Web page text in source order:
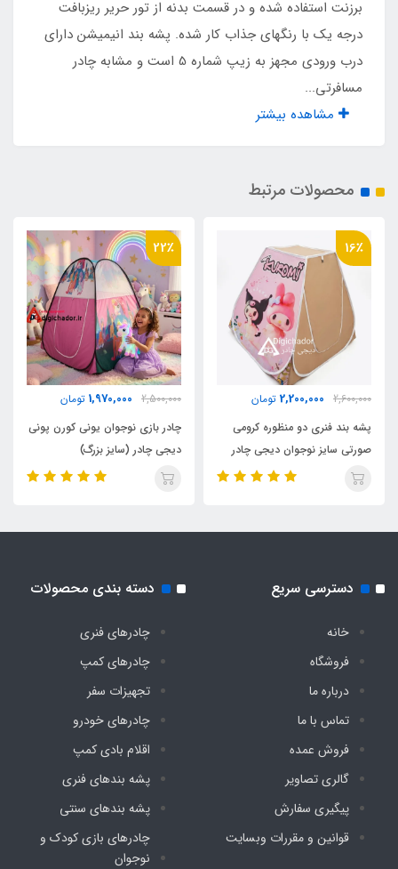
آسان تاشو مشابه چادر مسافرتی فنری
نوع زیپ
شماره 5
برزنت استفاده شده و در قسمت بدنه از تور حریر ریزبافت
درجه یک با رنگهای جذاب کار شده. پشه بند انیمیشن دارای
درب ورودی مجهز به زیپ شماره 5 است و مشابه چادر
مسافرتی...
مشاهده بیشتر
محصولات مرتبط
16٪
2,600,000
2,200,000 تومان
پشه بند فنری دو منظوره کرومی
صورتی سایز نوجوان دیجی چادر
22٪
2,500,000
1,970,000 تومان
چادر بازی نوجوان یونی کورن پونی
دیجی چادر (سایز بزرگ)
دسترسی سریع
خانه
فروشگاه
درباره ما
تماس با ما
فروش عمده
گالری تصاویر
پیگیری سفارش
قوانین و مقررات وبسایت
دسته بندی محصولات
چادرهای فنری
چادرهای کمپ
تجهیزات سفر
چادرهای خودرو
اقلام بادی کمپ
پشه‌ بندهای فنری
پشه‌ بندهای سنتی
چادرهای بازی کودک و
نوجوان